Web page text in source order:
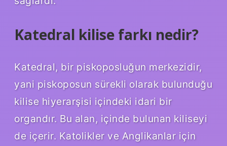
Katedral kilise farkı nedir?
Katedral, bir piskoposluğun merkezidir,
yani piskoposun sürekli olarak bulunduğu
kilise hiyerarşisi içindeki idari bir
organdır. Bu alan, içinde bulunan kiliseyi
de içerir. Katolikler ve Anglikanlar için